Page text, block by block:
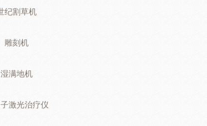
纪割草机
雕刻机
湿满地机
激光治疗仪